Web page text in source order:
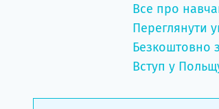
Все про
Переглянути
Безкоштовно
Вступ у